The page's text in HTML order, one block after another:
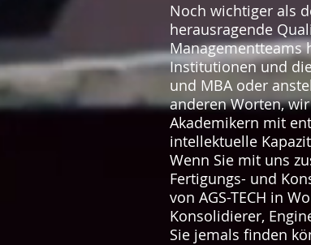
Noch wichtiger als
herausragende
Managementteams
Institutionen und
und MBA oder
anderen Worten,
Akademikern mit
intellektuelle
Wenn Sie mit uns
Fertigungs- und
von AGS-TECH in
Konsolidierer,
Sie jemals finden